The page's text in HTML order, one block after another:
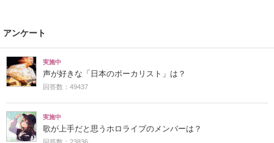
アンケート
実施中
声が好きな「日本のボーカリスト」は？
回答数：49437
実施中
歌が上手だと思うホロライブのメンバーは？